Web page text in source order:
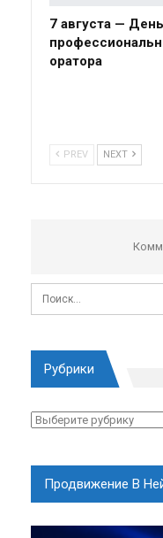
7 августа — День
оратора
PREV NEXT
Рубрики
Рубрики
Продвижение В